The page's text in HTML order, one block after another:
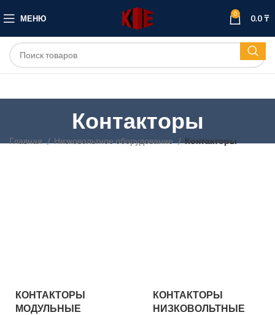
МЕНЮ 0 0.0₸
Контакторы
Главная Низковольтное оборудование Контакторы
КОНТАКТОРЫ
МОДУЛЬНЫЕ
КОНТАКТОРЫ
НИЗКОВОЛЬТНЫЕ